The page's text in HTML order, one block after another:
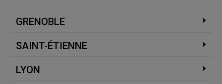
GRENOBLE
SAINT-ÉTIENNE
LYON